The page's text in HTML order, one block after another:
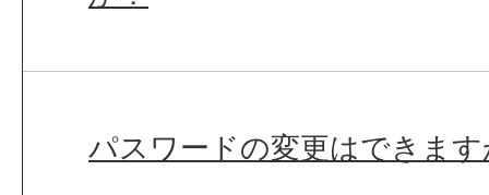
パスワードの変更はできま